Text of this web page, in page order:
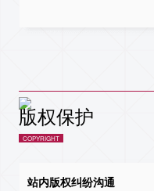
版权保护
COPYRIGHT
站内版权纠纷沟通